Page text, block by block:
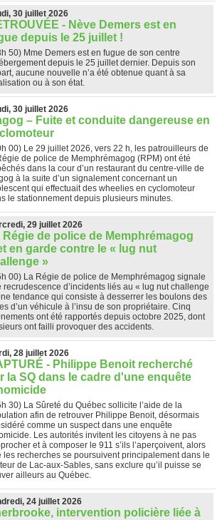
30 juillet 2026
- Nève Demers est en
depuis le 25 juillet !
50) Mme Demers est en fugue de son centre
depuis le 25 juillet dernier. Depuis son
aucune nouvelle n’a été obtenue quant à sa
ou à son état.
30 juillet 2026
– Fuite et conduite dangereuse en
00) Le 29 juillet 2026, vers 22 h, les patrouilleurs de
de police de Memphrémagog (RPM) ont été
dans la cour d’un restaurant du centre-ville de
à la suite d’un signalement concernant un
qui effectuait des wheelies en cyclomoteur
le stationnement depuis plusieurs minutes.
29 juillet 2026
Régie de police de Memphrémagog
en garde contre le « lug nut
»
00) La Régie de police de Memphrémagog signale
recrudescence d’incidents liés au « lug nut challenge
tendance qui consiste à desserrer les boulons des
d’un véhicule à l’insu de son propriétaire. Cinq
ont été rapportés depuis octobre 2025, dont
ont failli provoquer des accidents.
28 juillet 2026
- Philippe Benoit recherché
la SQ dans le cadre d'une enquête
30) La Sûreté du Québec sollicite l’aide de la
afin de retrouver Philippe Benoit, désormais
comme un suspect dans une enquête
Les autorités invitent les citoyens à ne pas
et à composer le 911 s’ils l’aperçoivent, alors
les recherches se poursuivent principalement dans le
de Lac-aux-Sables, sans exclure qu’il puisse se
ailleurs au Québec.
24 juillet 2026
intervention policière liée à